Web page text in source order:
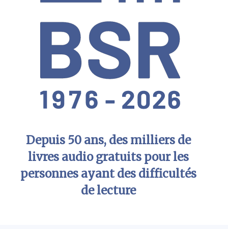
Depuis 50 ans, des milliers de
livres audio gratuits pour les
personnes ayant des difficultés
de lecture